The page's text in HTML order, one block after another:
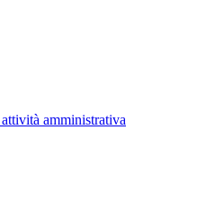
amministrativa